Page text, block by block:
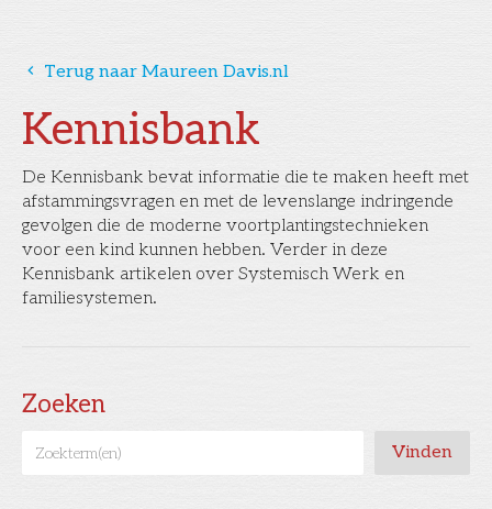
Kennisbank
De Kennisbank bevat informatie die te maken heeft met
afstammingsvragen en met de levenslange indringende
gevolgen die de moderne voortplantingstechnieken
voor een kind kunnen hebben. Verder in deze
Kennisbank artikelen over Systemisch Werk en
familiesystemen.
Zoeken
󰅁 Terug naar Maureen Davis.nl